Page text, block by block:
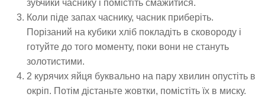
зубчики часнику і помістіть смажитися.
Коли піде запах часнику, часник приберіть.
Порізаний на кубики хліб покладіть в сковороду і
готуйте до того моменту, поки вони не стануть
золотистими.
2 курячих яйця буквально на пару хвилин опустіть в
окріп. Потім дістаньте жовтки, помістіть їх в миску.